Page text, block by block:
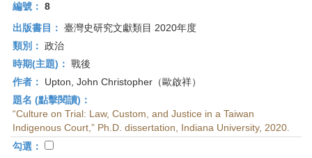
編號： 8
出版書目： 臺灣史研究文獻類目 2020年度
類別： 政治
時期(主題)： 戰後
作者：
Upton, John Christopher（歐啟祥）
題名 (點擊閱讀)：
“Culture on Trial: Law, Custom, and Justice in a Taiwan
Indigenous Court,” Ph.D. dissertation, Indiana University, 2020.
勾選：